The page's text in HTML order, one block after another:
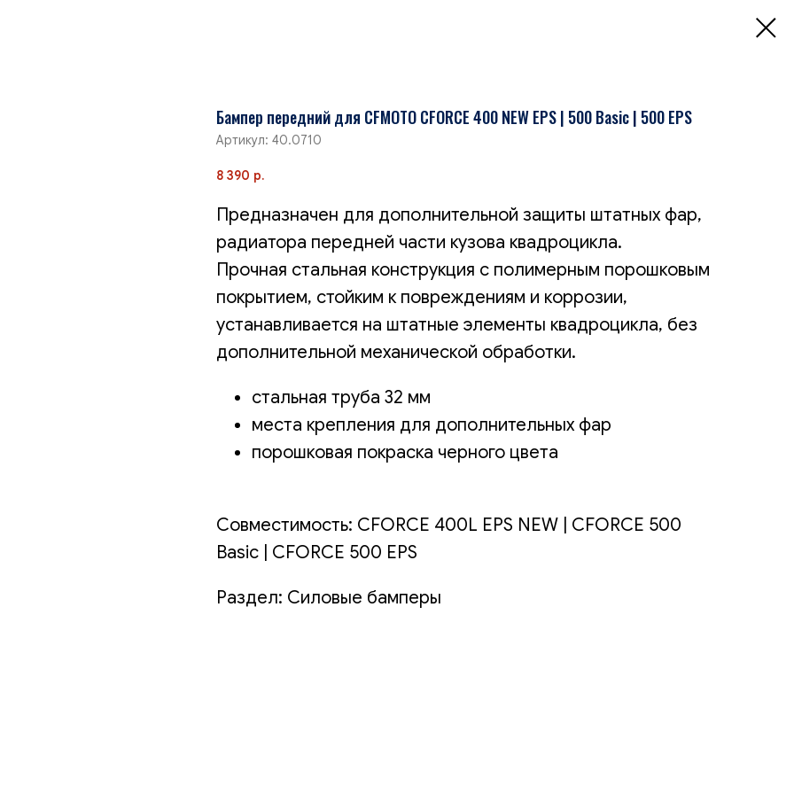
Бампер передний для CFMOTO CFORCE 400 NEW EPS | 500 Basic | 500 EPS
Артикул: 40.0710
8 390 р.
Предназначен для дополнительной защиты штатных фар,
радиатора передней части кузова квадроцикла.
Прочная стальная конструкция с полимерным порошковым
покрытием, стойким к повреждениям и коррозии,
устанавливается на штатные элементы квадроцикла, без
дополнительной механической обработки.
стальная труба 32 мм
места крепления для дополнительных фар
порошковая покраска черного цвета
Совместимость: CFORCE 400L EPS NEW | CFORCE 500
Basic | CFORCE 500 EPS
Раздел: Силовые бамперы